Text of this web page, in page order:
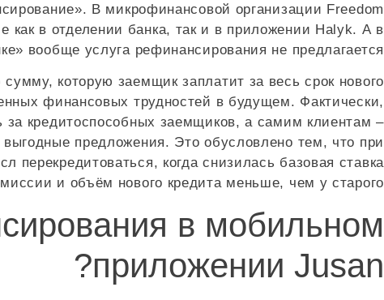
В микрофинансовой организации Freedom
как в отделении банка, так и в приложении Halyk. А в
вообще услуга рефинансирования не предлагается.
которую заемщик заплатит за весь срок нового
финансовых трудностей в будущем. Фактически,
за кредитоспособных заемщиков, а самим клиентам –
выгодные предложения. Это обусловлено тем, что при
когда снизилась базовая ставка
и объём нового кредита меньше, чем у старого.
в мобильном
приложении Jusan?